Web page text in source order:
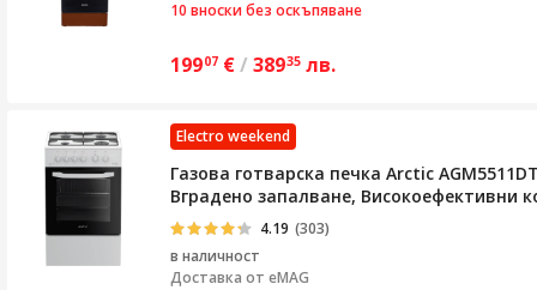
10 вноски без оскъпяване
19907 €/ 38935 лв.
Electro weekend
Газова готварска печка Arctic
Вградено запалване, Високоефективни
4.19 (303)
в наличност
Доставка от eMAG